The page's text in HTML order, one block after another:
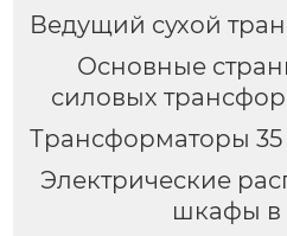
Ведущий сухой
Основные
силовых
Трансформаторы 35
Электрические
шкафы в